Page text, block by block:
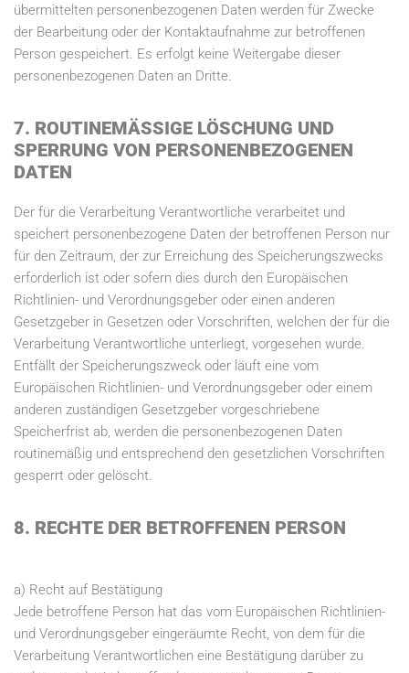
übermittelten personenbezogenen Daten werden für Zwecke
der Bearbeitung oder der Kontaktaufnahme zur betroffenen
Person gespeichert. Es erfolgt keine Weitergabe dieser
personenbezogenen Daten an Dritte.
7. ROUTINEMÄSSIGE LÖSCHUNG UND S
PERRUNG VON PERSONENBEZOGENEN D
ATEN
Der für die Verarbeitung Verantwortliche verarbeitet und
speichert personenbezogene Daten der betroffenen Person nur
für den Zeitraum, der zur Erreichung des Speicherungszwecks
erforderlich ist oder sofern dies durch den Europäischen
Richtlinien- und Verordnungsgeber oder einen anderen
Gesetzgeber in Gesetzen oder Vorschriften, welchen der für die
Verarbeitung Verantwortliche unterliegt, vorgesehen wurde.
Entfällt der Speicherungszweck oder läuft eine vom
Europäischen Richtlinien- und Verordnungsgeber oder einem
anderen zuständigen Gesetzgeber vorgeschriebene
Speicherfrist ab, werden die personenbezogenen Daten
routinemäßig und entsprechend den gesetzlichen Vorschriften
gesperrt oder gelöscht.
8. RECHTE DER BETROFFENEN PERSON
a) Recht auf Bestätigung
Jede betroffene Person hat das vom Europäischen Richtlinien-
und Verordnungsgeber eingeräumte Recht, von dem für die
Verarbeitung Verantwortlichen eine Bestätigung darüber zu